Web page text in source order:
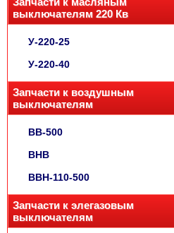
выключателям 220 Кв
У-220-25
У-220-40
Запчасти к воздушным
выключателям
ВВ-500
ВНВ
ВВН-110-500
Запчасти к элегазовым
выключателям